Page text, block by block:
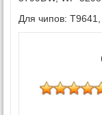
Для чипов: